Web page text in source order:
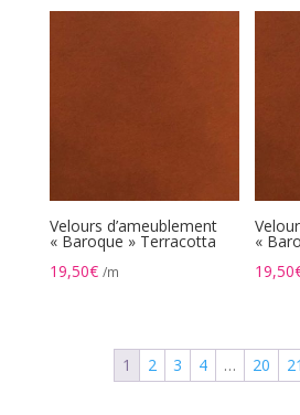
Velours d’ameublement
« Baroque » Terracotta
19,50€ /m
«
19,50
1 2 3 4 … 20 21